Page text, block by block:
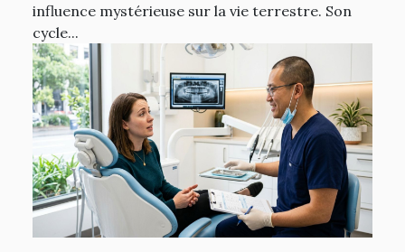
influence mystérieuse sur la vie terrestre. Son
cycle...